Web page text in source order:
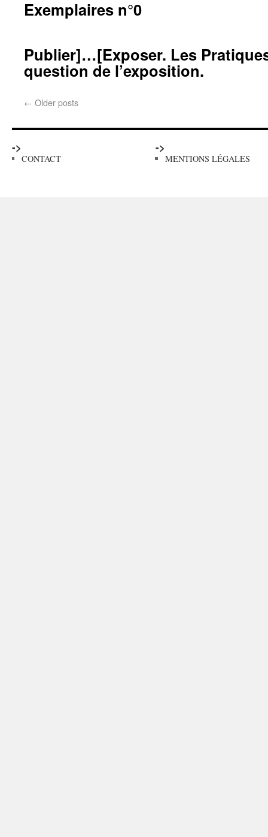
Exemplaires n°0
Publier]…[Exposer. Les
question de l’exposition.
← Older posts
->
CONTACT
->
MENTIONS LÉGALES